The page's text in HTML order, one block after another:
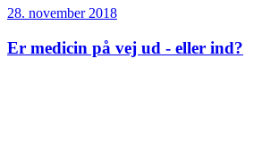
28. november 2018
Er medicin på vej ud - eller ind?